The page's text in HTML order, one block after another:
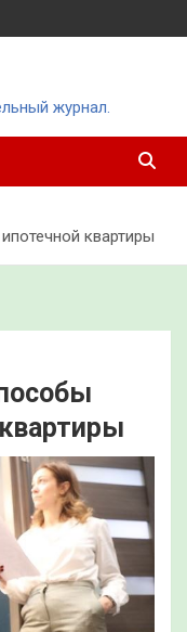
журнал.
квартиры